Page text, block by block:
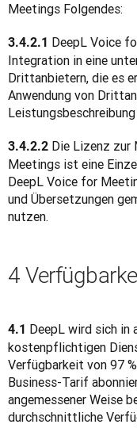
Meetings Folgendes:
3.4.2.1 DeepL Voice
Integration in eine
Drittanbietern, die es
Anwendung von
3.4.2.2 Die Lizenz zur
Meetings ist eine
DeepL Voice for
und Übersetzungen
nutzen.
4
4.1 DeepL wird sich in
kostenpflichtigen
Verfügbarkeit von 97
Business-Tarif
angemessener Weise
durchschnittliche